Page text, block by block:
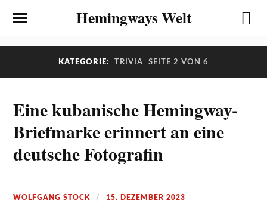
Hemingways Welt
KATEGORIE: TRIVIA SEITE 2 VON 6
Eine kubanische Hemingway-
Briefmarke erinnert an eine
deutsche Fotografin
WOLFGANG STOCK 15. DEZEMBER 2023